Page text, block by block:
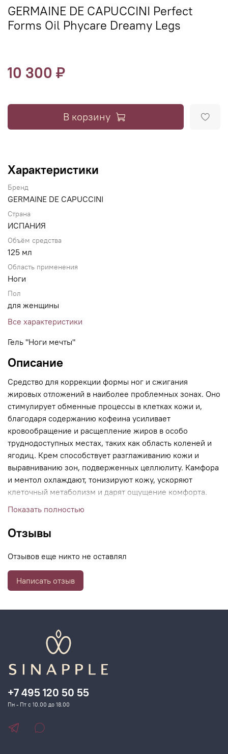
GERMAINE DE CAPUCCINI Perfect
Forms Oil Phycare Dreamy Legs
10 300 ₽
В корзину
Характеристики
Бренд
GERMAINE DE CAPUCCINI
Страна
ИСПАНИЯ
Объём средства
125 мл
Область применения
Ноги
Пол
для женщины
Все характеристики
Гель "Ноги мечты"
Описание
Средство для коррекции формы ног и сжигания
жировых отложений в наиболее проблемных зонах. Оно
стимулирует обменные процессы в клетках кожи и,
благодаря содержанию кофеина усиливает
кровообращение и расщепление жиров в особо
труднодоступных местах, таких как область коленей и
ягодиц. Крем способствует разглаживанию кожи и
выравниванию зон, подверженных целлюлиту. Камфора
и ментол охлаждают, тонизируют кожу, ускоряют
клеточный метаболизм и дарят ощущение комфорта.
Микропигменты в составе крема делают тон кожи
Показать полностью
Отзывы
Отзывов еще никто не оставлял
Написать отзыв
+7 495 120 50 55
Пн - Пт с 10.00 до 18.00